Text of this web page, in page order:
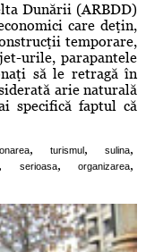
Dunării (ARBDD)
care deţin,
temporare,
urile, parapantele
să le retragă în
arie naturală
specifică faptul că
, turismul , sulina,
, serioasa, organizarea,